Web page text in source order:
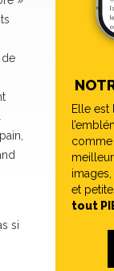
de
si
Elle
comme
et
tout